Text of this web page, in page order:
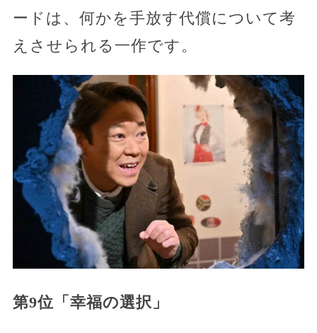
ードは、何かを手放す代償について考
えさせられる一作です。
第9位「幸福の選択」